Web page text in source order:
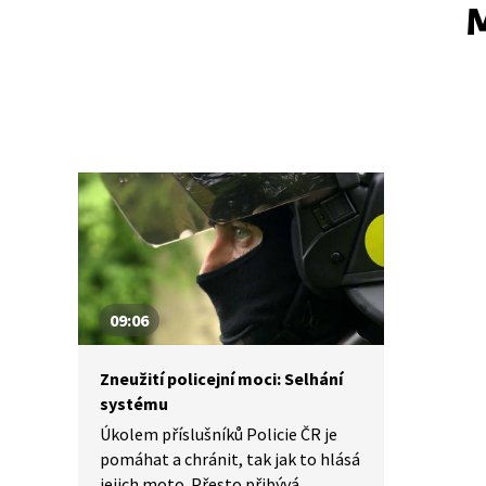
09:06
Zneužití policejní moci: Selhání
systému
Úkolem příslušníků Policie ČR je
pomáhat a chránit, tak jak to hlásá